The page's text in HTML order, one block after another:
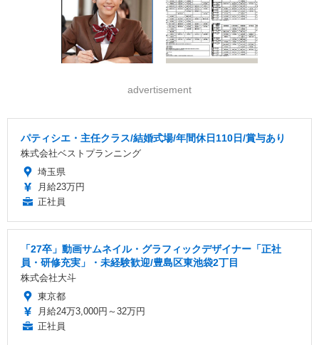
advertisement
パティシエ・主任クラス/結婚式場/年間休日110日/賞与あり
株式会社ベストプランニング
埼玉県
月給23万円
正社員
「27卒」動画サムネイル・グラフィックデザイナー「正社
員・研修充実」・未経験歓迎/豊島区東池袋2丁目
株式会社大斗
東京都
月給24万3,000円～32万円
正社員